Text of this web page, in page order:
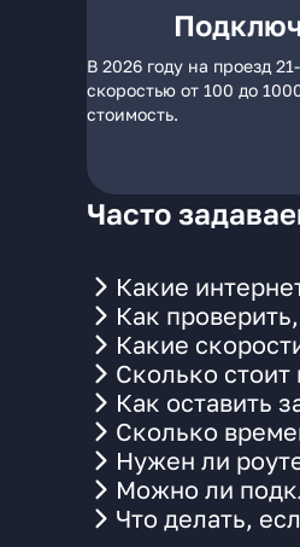
В 2026 году на проезд
скоростью от 100 до
стоимость.
Часто
Какие
Как
Какие
Сколько стоит
Как оставить
Сколько
Нужен ли
Можно ли
Что делать,